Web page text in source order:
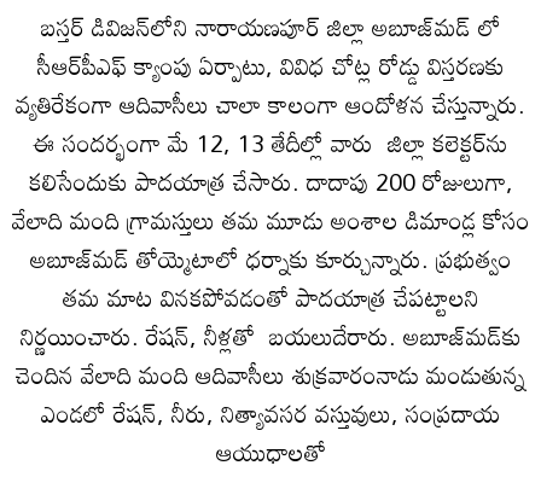
బస్తర్ డివిజన్‌లోని నారాయణపూర్ జిల్లా అబూజ్‌మడ్ లో
సీఆర్‌పీఎఫ్ క్యాంపు ఏర్పాటు, వివిధ చోట్ల రోడ్డు విస్తరణకు
వ్యతిరేకంగా ఆదివాసీలు చాలా కాలంగా ఆందోళన చేస్తున్నారు.
ఈ సందర్భంగా మే 12, 13 తేదీల్లో వారు జిల్లా కలెక్టర్‌ను
కలిసేందుకు పాదయాత్ర చేసారు. దాదాపు 200 రోజులుగా,
వేలాది మంది గ్రామస్తులు తమ మూడు అంశాల డిమాండ్ల కోసం
అబూజ్‌మడ్ తోయ్మెటాలో ధర్నాకు కూర్చున్నారు. ప్రభుత్వం
తమ మాట వినకపోవడంతో పాదయాత్ర చేపట్టాలని
నిర్ణయించారు. రేషన్, నీళ్లతో బయలుదేరారు. అబూజ్‌మడ్‌కు
చెందిన వేలాది మంది ఆదివాసీలు శుక్రవారంనాడు మండుతున్న
ఎండలో రేషన్, నీరు, నిత్యావసర వస్తువులు, సంప్రదాయ
ఆయుధాలతో